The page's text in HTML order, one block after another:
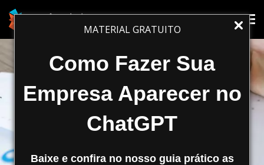
MATERIAL GRATUITO
Como Fazer Sua
Empresa Aparecer no
ChatGPT
Baixe e confira no nosso guia prático as